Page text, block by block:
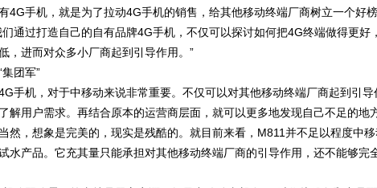
4G手机，就是为了拉动4G手机的销售，给其他移动终端厂商树立一个好
们通过打造自己的自有品牌4G手机，不仅可以探讨如何把4G终端做得更好
，进而对众多小厂商起到引导作用。”
团军”
手机，对于中移动来说非常重要。不仅可以对其他移动终端厂商起到引导
解用户需求。再结合原本的运营商层面，就可以更多地发现自己不足的地
然，想象是完美的，现实是残酷的。就目前来看，M811并不足以程度中
水产品。它充其量只能承担对其他移动终端厂商的引导作用，还不能够完